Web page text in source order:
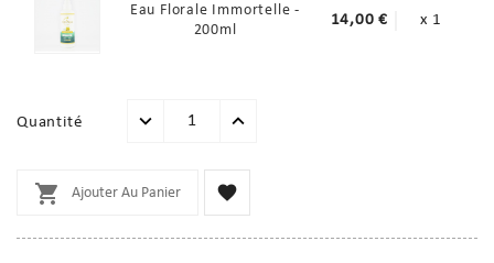
Eau Florale Immortelle -
200ml
14,00 € x 1
Quantité
 Ajouter Au Panier 